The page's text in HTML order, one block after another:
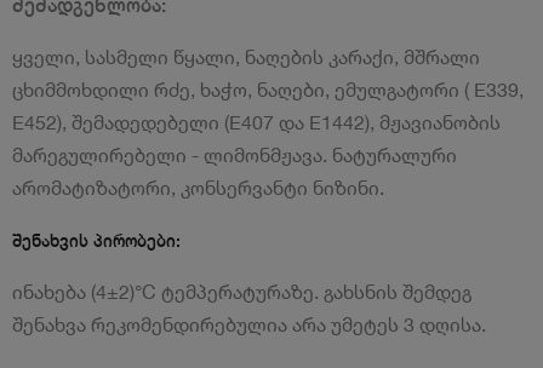
ყველი, სასმელი წყალი, ნაღების კარაქი, მშრალი
ცხიმმოხდილი რძე, ხაჭო, ნაღები, ემულგატორი ( E339,
E452), შემადედებელი (Е407 და Е1442), მჟავიანობის
მარეგულირებელი - ლიმონმჟავა. ნატურალური
არომატიზატორი, კონსერვანტი ნიზინი.
შენახვის პირობები:
ინახება (4±2)°С ტემპერატურაზე. გახსნის შემდეგ
შენახვა რეკომენდირებულია არა უმეტეს 3 დღისა.